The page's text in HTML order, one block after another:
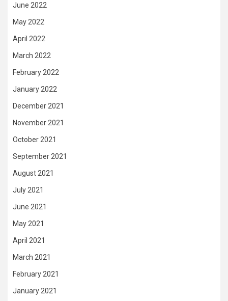
June 2022
May 2022
April 2022
March 2022
February 2022
January 2022
December 2021
November 2021
October 2021
September 2021
August 2021
July 2021
June 2021
May 2021
April 2021
March 2021
February 2021
January 2021